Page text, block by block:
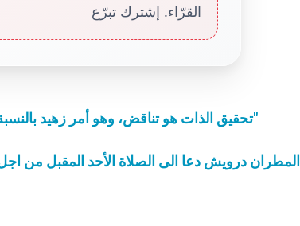
القرّاء. إشترك تبرّع
"تحقيق الذات هو تناقض، وهو أمر زهيد بالنسبة إلينا، لأن غاية وجودنا هي أسمى من ذلك"
المطران درويش دعا الى الصلاة الأحد المقبل من